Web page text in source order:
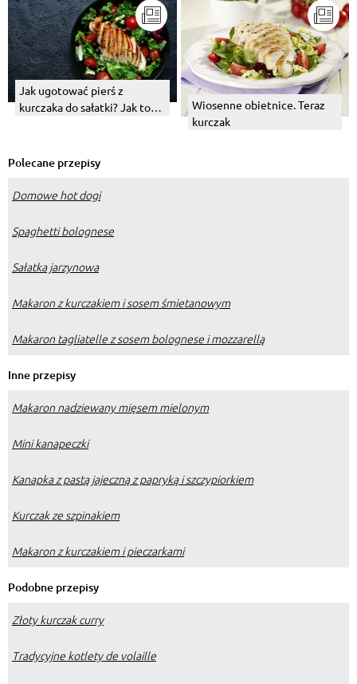
Jak ugotować pierś z
kurczaka do sałatki? Jak to
Wiosenne obietnice. Teraz
kurczak
Polecane przepisy
Domowe hot dogi
Spaghetti bolognese
Sałatka jarzynowa
Makaron z kurczakiem i sosem śmietanowym
Makaron tagliatelle z sosem bolognese i mozzarellą
Inne przepisy
Makaron nadziewany mięsem mielonym
Mini kanapeczki
Kanapka z pastą jajeczną z papryką i szczypiorkiem
Kurczak ze szpinakiem
Makaron z kurczakiem i pieczarkami
Podobne przepisy
Złoty kurczak curry
Tradycyjne kotlety de volaille